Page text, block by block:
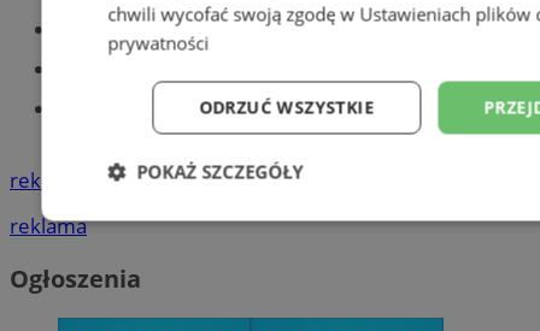
Części samochodowe do -70%!
Znajdź pracę - codziennie nowe
ogłoszenia
reklama
reklama
Ogłoszenia
chwili wycofać swoją zgodę w Ustawieniach plików
prywatności
ODRZUĆ WSZYSTKIE
POKAŻ SZCZEGÓŁY
Niezbędne Wydajność
Niesklasyfikowane